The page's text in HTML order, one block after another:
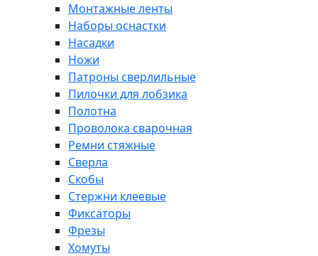
Монтажные ленты
Наборы оснастки
Насадки
Ножи
Патроны сверлильные
Пилочки для лобзика
Полотна
Проволока сварочная
Ремни стяжные
Сверла
Скобы
Стержни клеевые
Фиксаторы
Фрезы
Хомуты